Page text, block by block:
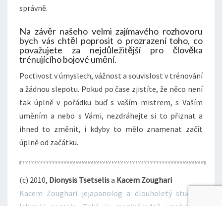
správně.
Na závěr našeho velmi zajímavého rozhovoru
bych vás chtěl poprosit o prozrazení toho, co
považujete za nejdůležitější pro člověka
trénujícího bojové umění.
Poctivost v úmyslech, vážnost a souvislost v trénování
a žádnou slepotu. Pokud po čase zjistíte, že něco není
tak úplně v pořádku buď s vaším mistrem, s Vaším
uměním a nebo s Vámi, nezdráhejte si to přiznat a
ihned to změnit, i kdyby to mělo znamenat začít
úplně od začátku.
(c) 2010, Dionysis Tsetselisa Kacem Zoughari
Kacem Zoughari jejapanolog a dlouholetý student